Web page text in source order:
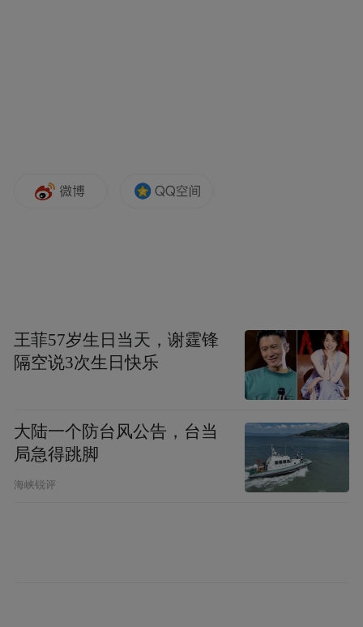
王菲57岁生日当天，谢霆锋
隔空说3次生日快乐
大陆一个防台风公告，台当
局急得跳脚
海峡锐评